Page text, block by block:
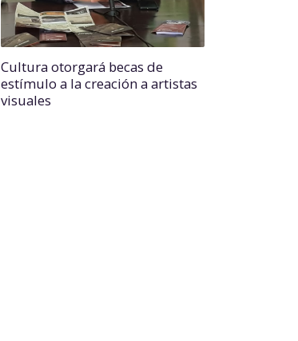
Cultura otorgará becas de
estímulo a la creación a artistas
visuales